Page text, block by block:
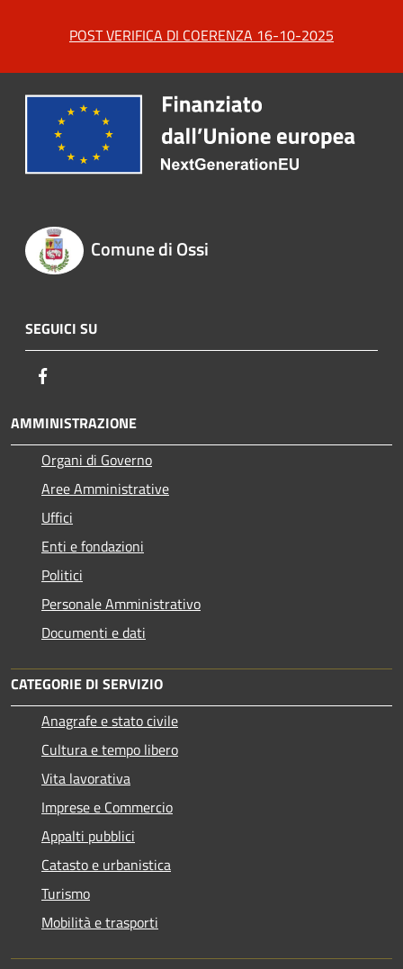
POST VERIFICA DI COERENZA 16-10-2025
Comune di Ossi
SEGUICI SU
AMMINISTRAZIONE
Organi di Governo
Aree Amministrative
Uffici
Enti e fondazioni
Politici
Personale Amministrativo
Documenti e dati
CATEGORIE DI SERVIZIO
Anagrafe e stato civile
Cultura e tempo libero
Vita lavorativa
Imprese e Commercio
Appalti pubblici
Catasto e urbanistica
Turismo
Mobilità e trasporti